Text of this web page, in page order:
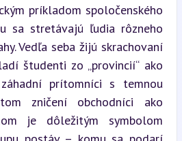
príkladom spoločenského
sa stretávajú ľudia rôzneho
Vedľa seba žijú skrachovaní
študenti zo „provincií“ ako
záhadní prítomníci s temnou
zničení obchodníci ako
je dôležitým symbolom